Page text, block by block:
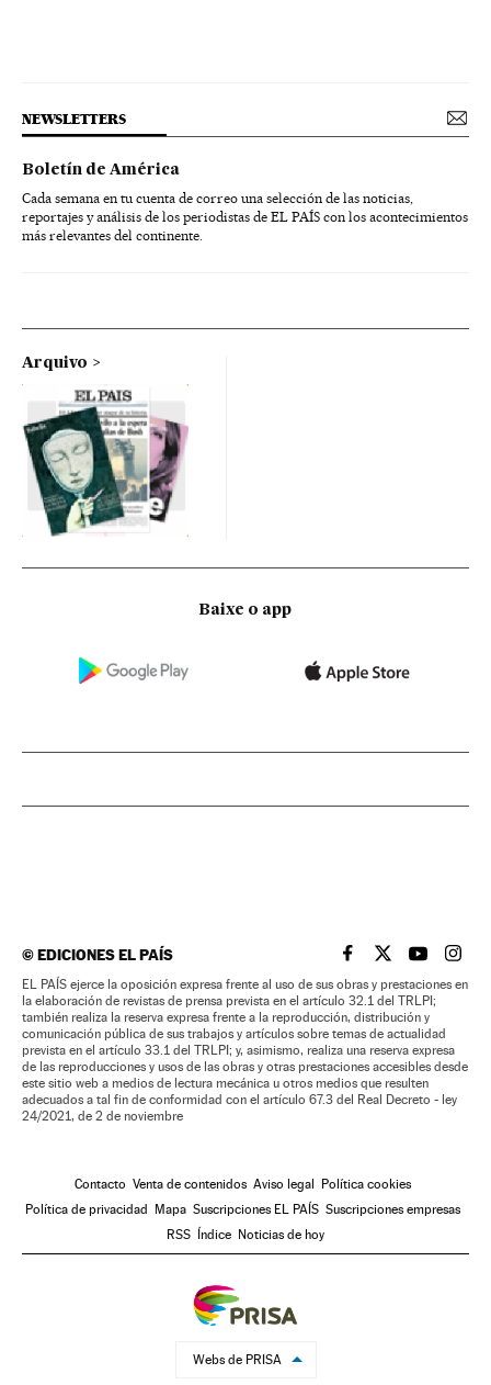
NEWSLETTERS
Boletín de América
Cada semana en tu cuenta de correo una selección de las noticias,
reportajes y análisis de los periodistas de EL PAÍS con los acontecimientos
más relevantes del continente.
Arquivo
Baixe o app
©EDICIONES EL PAÍS EL PAÍS BRASIL EN
EL PAÍSEL PAÍS
EL
EL PAÍS ejerce la oposición expresa frente al uso de sus obras y prestaciones en
la elaboración de revistas de prensa prevista en el artículo 32.1 del TRLPI;
también realiza la reserva expresa frente a la reproducción, distribución y
comunicación pública de sus trabajos y artículos sobre temas de actualidad
prevista en el artículo 33.1 del TRLPI; y, asimismo, realiza una reserva expresa
de las reproducciones y usos de las obras y otras prestaciones accesibles desde
este sitio web a medios de lectura mecánica u otros medios que resulten
adecuados a tal fin de conformidad con el artículo 67.3 del Real Decreto - ley
24/2021, de 2 de noviembre
Contacto Venta de contenidos Aviso legal Política cookies
Política de privacidad Mapa Suscripciones EL PAÍS Suscripciones empresas
RSS Índice Noticias de hoy
Webs de PRISA